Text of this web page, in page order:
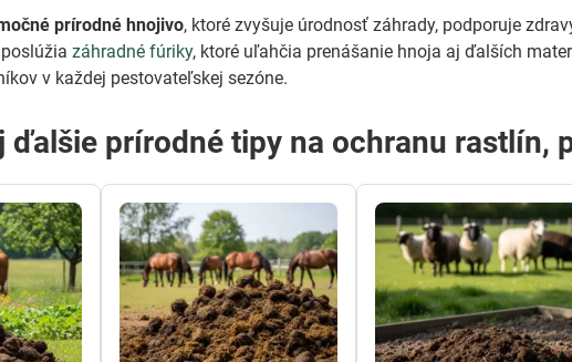
prírodné hnojivo, ktoré zvyšuje úrodnosť záhrady, podporuje
poslúžiazáhradné fúriky, ktoré uľahčia prenášanie hnoja aj ďalších
v každej pestovateľskej sezóne.
ďalšie prírodné tipy na ochranu rastlín,